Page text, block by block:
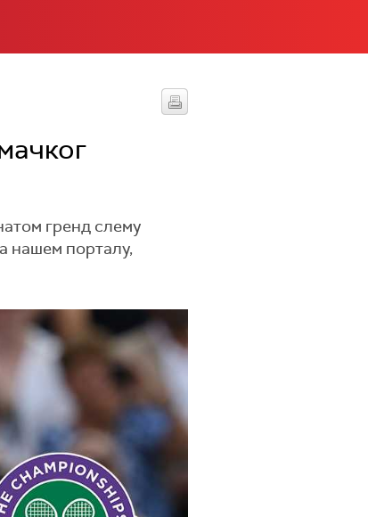
гренд слему
нашем порталу,